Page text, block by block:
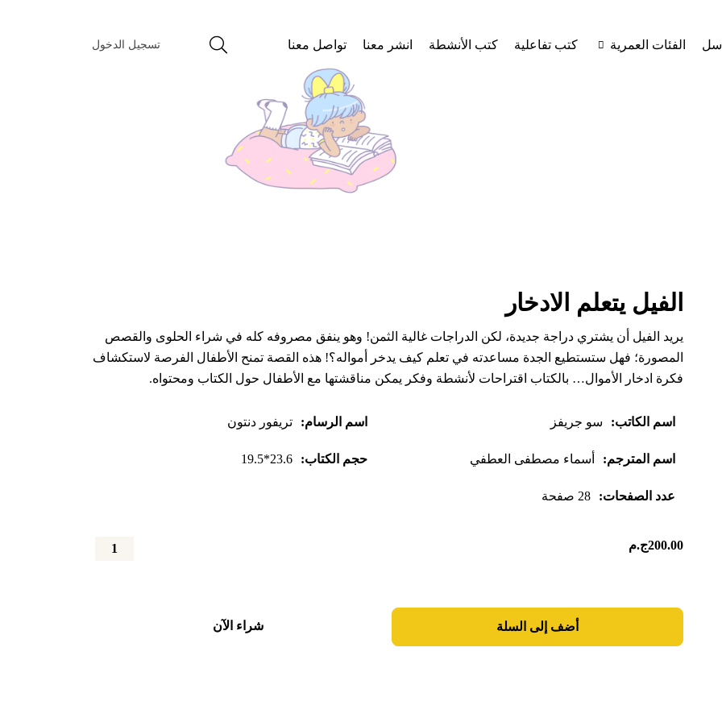
الفئات العمرية كتب تفاعلية كتب الأنشطة انشر معنا تواصل معنا تسجيل الدخول
الفيل يتعلم الادخار
يريد الفيل أن يشتري دراجة جديدة، لكن الدراجات غالية الثمن! وهو ينفق مصروفه كله في شراء الحلوى والقصص
المصورة؛ فهل ستستطيع الجدة مساعدته في تعلم كيف يدخر أمواله؟! هذه القصة تمنح الأطفال الفرصة لاستكشاف
فكرة ادخار الأموال… بالكتاب اقتراحات لأنشطة وفكر يمكن مناقشتها مع الأطفال حول الكتاب ومحتواه.
اسم الكاتب: سو جريفز اسم الرسام: تريفور دنتون
اسم المترجم: أسماء مصطفى العطفي حجم الكتاب: 23.6*19.5
عدد الصفحات: 28 صفحة
200.00ج.م
أضف إلى السلة شراء الآن